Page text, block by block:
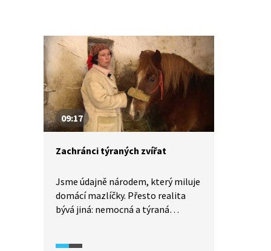
09:17
Zachránci týraných zvířat
Jsme údajně národem, který miluje
domácí mazlíčky. Přesto realita
bývá jiná: nemocná a týraná